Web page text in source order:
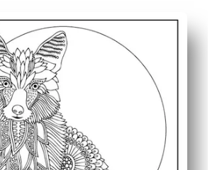
χωρίς προετοιμασία - μπορείτε να
γραμμή τέχνης - έχετε πλούσια μοτίβα
- χρησιμοποιήστε χρωματιστά
έτοιμο για εμφάνιση - η τελική αλεπού